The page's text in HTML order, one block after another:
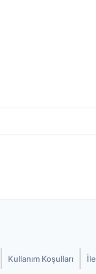
Kullanım Koşulları